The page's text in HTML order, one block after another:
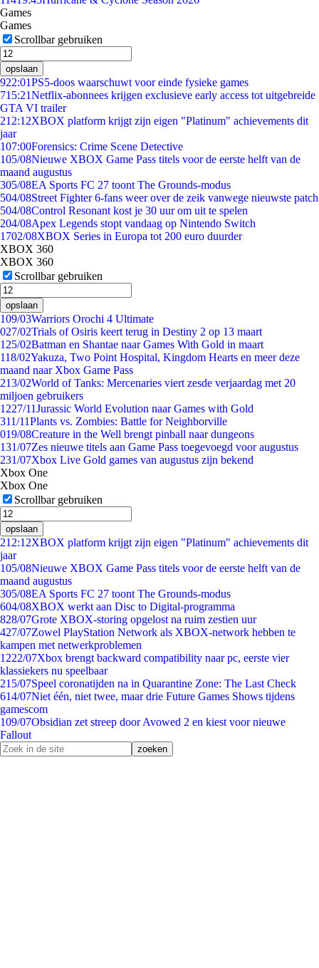
Games
Games
Scrollbar gebruiken
opslaan
922:01PS5-doos waarschuwt voor einde fysieke games
715:21Netflix-abonnees krijgen exclusieve early access tot uitgebreide
GTA VI trailer
212:12XBOX platform krijgt zijn eigen "Platinum" achievements dit
jaar
107:00Forensics: Crime Scene Detective
105/08Nieuwe XBOX Game Pass titels voor de eerste helft van de
maand augustus
305/08EA Sports FC 27 toont The Grounds-modus
504/08Street Fighter 6-fans weer over de zeik vanwege nieuwste patch
504/08Control Resonant kost je 30 uur om uit te spelen
204/08Apex Legends stopt vandaag op Nintendo Switch
1702/08XBOX Series in Europa tot 200 euro duurder
XBOX 360
XBOX 360
Scrollbar gebruiken
opslaan
109/03Warriors Orochi 4 Ultimate
027/02Trials of Osiris keert terug in Destiny 2 op 13 maart
1 25/02Batman en Shantae naar Games With Gold in maart
118/02Yakuza, Two Point Hospital, Kingdom Hearts en meer deze
maand naar Xbox Game Pass
213/02World of Tanks: Mercenaries viert zesde verjaardag met 20
miljoen gebruikers
1227/11Jurassic World Evolution naar Games with Gold
311/11Plants vs. Zombies: Battle for Neighborville
019/08Creature in the Well brengt pinball naar dungeons
131/07Zes nieuwe titels aan Game Pass toegevoegd voor augustus
231/07Xbox Live Gold games van augustus zijn bekend
Xbox One
Xbox One
Scrollbar gebruiken
opslaan
212:12XBOX platform krijgt zijn eigen "Platinum" achievements dit
jaar
105/08Nieuwe XBOX Game Pass titels voor de eerste helft van de
maand augustus
305/08EA Sports FC 27 toont The Grounds-modus
604/08XBOX werkt aan Disc to Digital-programma
828/07Grote XBOX-storing opgelost na ruim zestien uur
427/07Zowel PlayStation Network als XBOX-network hebben te
kampen met netwerkproblemen
1222/07Xbox brengt backward compatibility naar pc, eerste vier
klassiekers nu speelbaar
215/07Speel coronatijden na in Quarantine Zone: The Last Check
614/07Niet één, niet twee, maar drie Future Games Shows tijdens
gamescom
109/07Obsidian zet streep door Avowed 2 en kiest voor nieuwe
Fallout